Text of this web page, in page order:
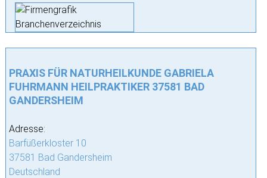
PRAXIS FÜR NATURHEILKUNDE GABRIELA
FUHRMANN HEILPRAKTIKER 37581 BAD
GANDERSHEIM
Adresse:
Barfüßerkloster 10
37581 Bad Gandersheim
Deutschland